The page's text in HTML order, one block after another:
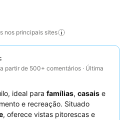
nos principais sites
partir de 500+ comentários · Última
ideal para famílias, casais e
e recreação. Situado
, oferece vistas pitorescas e